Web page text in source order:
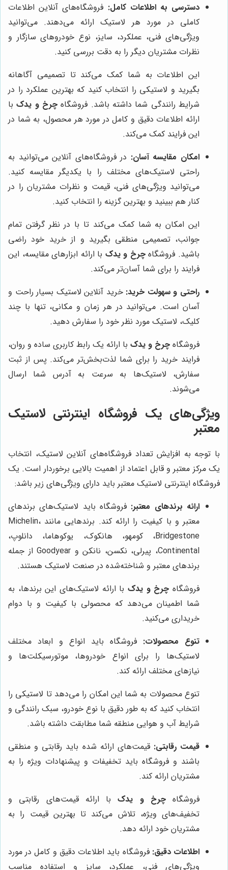
دسترسی به اطلاعات کامل: فروشگاه‌های آنلاین اطلاعات
کاملی در مورد هر لاستیک ارائه می‌دهند. می‌توانید
ویژگی‌های فنی، عملکرد، سایز، نوع خودروهای سازگار و
نظرات مشتریان دیگر را به دقت بررسی کنید.
این اطلاعات به شما کمک می‌کند تا تصمیمی آگاهانه
بگیرید و لاستیکی را انتخاب کنید که بهترین عملکرد را در
شرایط رانندگی شما داشته باشد. فروشگاه چرخ و یدکبا
ارائه اطلاعات دقیق و کامل در مورد هر محصول، به شما در
این فرایند کمک می‌کند.
امکان مقایسه آسان: در فروشگاه‌های آنلاین می‌توانید به
راحتی لاستیک‌های مختلف را با یکدیگر مقایسه کنید.
می‌توانید ویژگی‌های فنی، قیمت و نظرات مشتریان را در
کنار هم ببینید و بهترین گزینه را انتخاب کنید.
این امکان به شما کمک می‌کند تا با در نظر گرفتن تمام
جوانب، تصمیمی منطقی بگیرید و از خرید خود راضی
باشید. فروشگاهچرخ و یدک با ارائه ابزارهای مقایسه، این
فرایند را برای شما آسان‌تر می‌کند.
راحتی و سهولت خرید: خرید آنلاین لاستیک بسیار راحت و
آسان است. می‌توانید در هر زمان و مکانی، تنها با چند
کلیک، لاستیک مورد نظر خود را سفارش دهید.
فروشگاه چرخ و یدک با ارائه یک رابط کاربری ساده و روان،
فرایند خرید را برای شما لذت‌بخش‌تر می‌کند. پس از ثبت
سفارش، لاستیک‌ها به سرعت به آدرس شما ارسال
می‌شوند.
ویژگی‌های یک فروشگاه اینترنتی لاستیک
معتبر
با توجه به افزایش تعداد فروشگاه‌های آنلاین لاستیک، انتخاب
یک مرکز معتبر و قابل اعتماد از اهمیت بالایی برخوردار است. یک
فروشگاه اینترنتی لاستیک معتبر باید دارای ویژگی‌های زیر باشد:
ارائه برندهای معتبر: فروشگاه باید لاستیک‌های برندهای
معتبر و با کیفیت را ارائه کند. برندهایی مانند Michelin،
Bridgestone، کومهو، هانکوک، یوکوهاما، دانلوپ،
Continental، پیرلی، نکسن، نانکن و Goodyear از جمله
برندهای معتبر و شناخته‌شده در صنعت لاستیک هستند.
فروشگاه چرخ و یدک با ارائه لاستیک‌های این برندها، به
شما اطمینان می‌دهد که محصولی با کیفیت و با دوام
خریداری می‌کنید.
تنوع محصولات: فروشگاه باید انواع و ابعاد مختلف
لاستیک‌ها را برای انواع خودروها، موتورسیکلت‌ها و
نیازهای مختلف ارائه کند.
تنوع محصولات به شما این امکان را می‌دهد تا لاستیکی را
انتخاب کنید که به طور دقیق با نوع خودرو، سبک رانندگی و
شرایط آب و هوایی منطقه شما مطابقت داشته باشد.
قیمت رقابتی: قیمت‌های ارائه شده باید رقابتی و منطقی
باشند و فروشگاه باید تخفیفات و پیشنهادات ویژه را به
مشتریان ارائه کند.
فروشگاهچرخ و یدکبا ارائه قیمت‌های رقابتی و
تخفیف‌های ویژه، تلاش می‌کند تا بهترین قیمت را به
مشتریان خود ارائه دهد.
اطلاعات دقیق: فروشگاه باید اطلاعات دقیق و کامل در مورد
ویژگی‌های فنی، عملکرد، سایز و استفاده مناسب